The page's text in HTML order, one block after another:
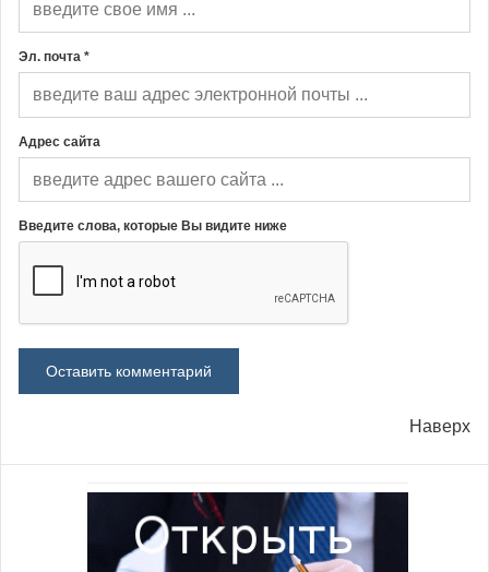
Эл. почта *
Адрес сайта
Введите слова, которые Вы видите ниже
Наверх